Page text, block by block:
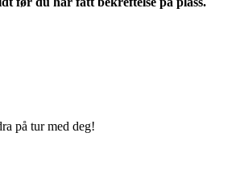
på tur med deg!